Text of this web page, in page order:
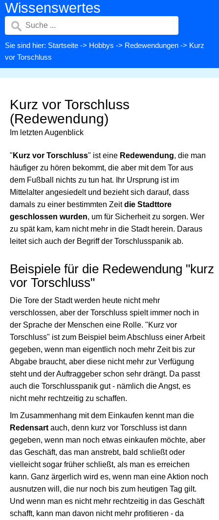
Wissenswertes
Sie sind hier: Startseite -> Hobbys -> Redewendungen -> Kurz
vor Torschluss
Kurz vor Torschluss
(Redewendung)
Im letzten Augenblick
" Kurz vor Torschluss" ist eine Redewendung, die man
häufiger zu hören bekommt, die aber mit dem Tor aus
dem Fußball nichts zu tun hat. Ihr Ursprung ist im
Mittelalter angesiedelt und bezieht sich darauf, dass
damals zu einer bestimmten Zeitdie Stadttore
geschlossen wurden, um für Sicherheit zu sorgen. Wer
zu spät kam, kam nicht mehr in die Stadt herein. Daraus
leitet sich auch der Begriff der Torschlusspanik ab.
Beispiele für die Redewendung "kurz
vor Torschluss"
Die Tore der Stadt werden heute nicht mehr
verschlossen, aber der Torschluss spielt immer noch in
der Sprache der Menschen eine Rolle. "Kurz vor
Torschluss" ist zum Beispiel beim Abschluss einer Arbeit
gegeben, wenn man eigentlich noch mehr Zeit bis zur
Abgabe braucht, aber diese nicht mehr zur Verfügung
steht und der Auftraggeber schon sehr drängt. Da passt
auch die Torschlusspanik gut - nämlich die Angst, es
nicht mehr rechtzeitig zu schaffen.
Im Zusammenhang mit dem Einkaufen kennt man die
Redensart auch, denn kurz vor Torschluss ist dann
gegeben, wenn man noch etwas einkaufen möchte, aber
das Geschäft, das man anstrebt, bald schließt oder
vielleicht sogar früher schließt, als man es erreichen
kann. Ganz ärgerlich wird es, wenn man eine Aktion noch
ausnutzen will, die nur noch bis zum heutigen Tag gilt.
Und wenn man es nicht mehr rechtzeitig in das Geschäft
schafft, kann man davon nicht mehr profitieren - da